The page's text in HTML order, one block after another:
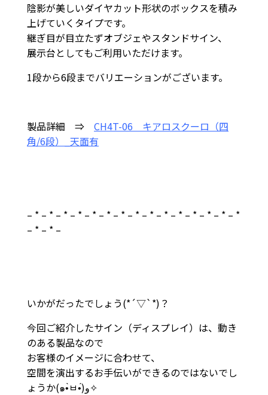
陰影が美しいダイヤカット形状のボックスを積み
上げていくタイプです。
継ぎ目が目立たずオブジェやスタンドサイン、
展示台としてもご利用いただけます。
1段から6段までバリエーションがございます。
製品詳細 ⇒ CH4T-06 キアロスクーロ（四
角/6段）_天面有
– * – * – * – * – * – * – * – * – * – * – * – * – * – * – *
– * – * –
いかがだったでしょう(*´▽`*)？
今回ご紹介したサイン（ディスプレイ）は、動き
のある製品なので
お客様のイメージに合わせて、
空間を演出するお手伝いができるのではないでし
ょうか(๑•̀ㅂ•́)و✧